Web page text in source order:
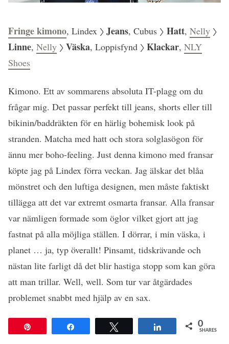
Fringe kimono, Lindex 〉 Jeans, Cubus 〉 Hatt, Nelly 〉
Linne, Nelly 〉 Väska, Loppisfynd 〉 Klackar, NLY
Shoes
Kimono. Ett av sommarens absoluta IT-plagg om du
frågar mig. Det passar perfekt till jeans, shorts eller till
bikinin/baddräkten för en härlig bohemisk look på
stranden. Matcha med hatt och stora solglasögon för
ännu mer boho-feeling. Just denna kimono med fransar
köpte jag på Lindex förra veckan. Jag älskar det blåa
mönstret och den luftiga designen, men måste faktiskt
tillägga att det var extremt osmarta fransar. Alla fransar
var nämligen formade som öglor vilket gjort att jag
fastnat på alla möjliga ställen. I dörrar, i min väska, i
planet … ja, typ överallt! Pinsamt, tidskrävande och
nästan lite farligt då det blir hastiga stopp som kan göra
att man trillar. Well, well. Som tur var åtgärdades
problemet snabbt med hjälp av en sax.
Share 0
SHARES